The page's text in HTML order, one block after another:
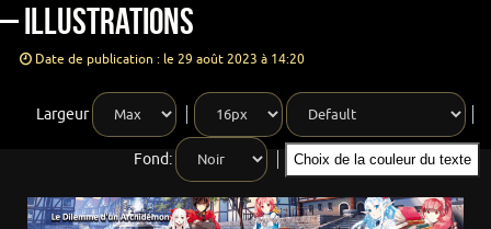
– Illustrations
Date de publication : le 29 août 2023 à 14:20
Largeur
Fond: Choix de la couleur du texte